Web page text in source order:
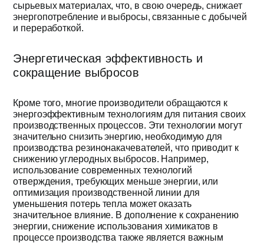
сырьевых материалах, что, в свою очередь, снижает
энергопотребление и выбросы, связанные с добычей
и переработкой.
Энергетическая эффективность и
сокращение выбросов
Кроме того, многие производители обращаются к
энергоэффективным технологиям для питания своих
производственных процессов. Эти технологии могут
значительно снизить энергию, необходимую для
производства резинонакачевателей, что приводит к
снижению углеродных выбросов. Например,
использование современных технологий
отверждения, требующих меньше энергии, или
оптимизация производственной линии для
уменьшения потерь тепла может оказать
значительное влияние. В дополнение к сохранению
энергии, снижение использования химикатов в
процессе производства также является важным